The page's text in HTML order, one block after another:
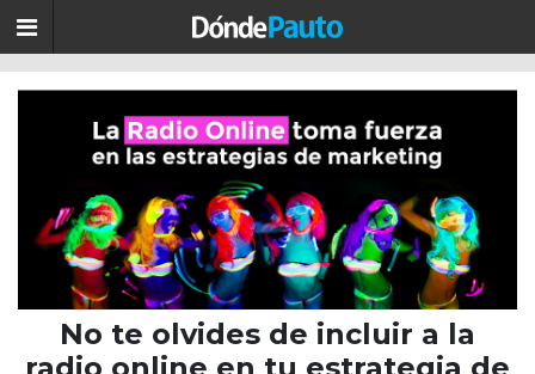
No te olvides de incluir a la